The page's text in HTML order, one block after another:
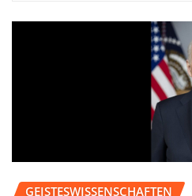
GEISTESWISSENSCHAFTEN